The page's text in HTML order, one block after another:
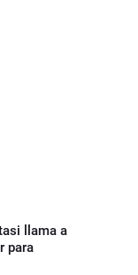
llama a
para